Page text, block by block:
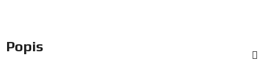
Popis